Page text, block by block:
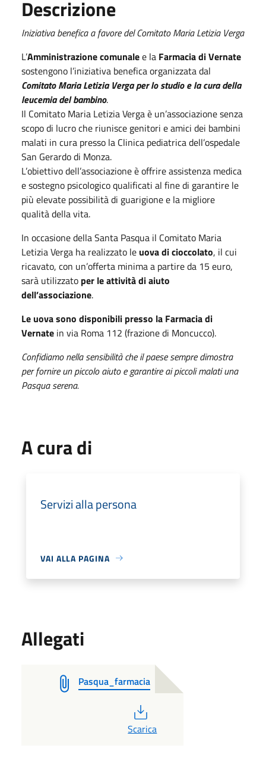
Descrizione
Iniziativa benefica a favore del Comitato Maria Letizia Verga
L’Amministrazione comunalee la Farmacia di Vernate
sostengono l’iniziativa benefica organizzata dal
Comitato Maria Letizia Verga per lo studio e la cura della
leucemia del bambino.
Il Comitato Maria Letizia Verga è un’associazione senza
scopo di lucro che riunisce genitori e amici dei bambini
malati in cura presso la Clinica pediatrica dell’ospedale
San Gerardo di Monza.
L’obiettivo dell’associazione è offrire assistenza medica
e sostegno psicologico qualificati al fine di garantire le
più elevate possibilità di guarigione e la migliore
qualità della vita.
In occasione della Santa Pasqua il Comitato Maria
Letizia Verga ha realizzato le uova di cioccolato, il cui
ricavato, con un’offerta minima a partire da 15 euro,
sarà utilizzato per le attività di aiuto
dell’associazione.
Le uova sono disponibili presso la Farmacia di
Vernate in via Roma 112 (frazione di Moncucco).
Confidiamo nella sensibilità che il paese sempre dimostra
per fornire un piccolo aiuto e garantire ai piccoli malati una
Pasqua serena.
A cura di
Servizi alla persona
VAI ALLA PAGINA
Allegati
Pasqua_farmacia
Scarica